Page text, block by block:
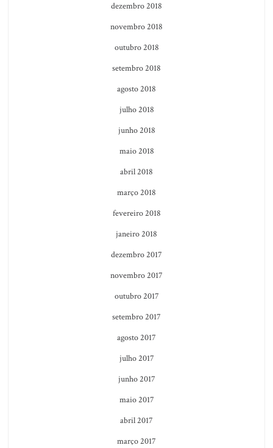
dezembro 2018
novembro 2018
outubro 2018
setembro 2018
agosto 2018
julho 2018
junho 2018
maio 2018
abril 2018
março 2018
fevereiro 2018
janeiro 2018
dezembro 2017
novembro 2017
outubro 2017
setembro 2017
agosto 2017
julho 2017
junho 2017
maio 2017
abril 2017
março 2017